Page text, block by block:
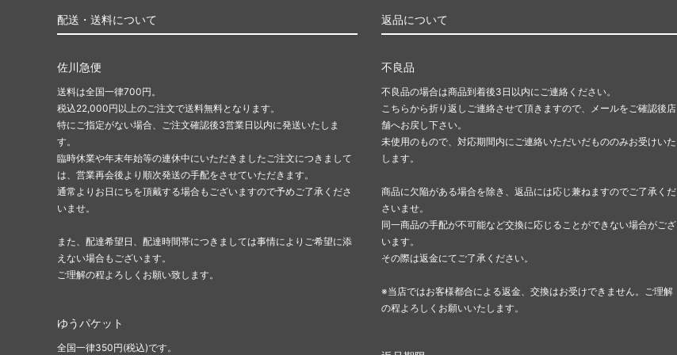
配送・送料について
佐川急便
送料は全国一律700円。
税込22,000円以上のご注文で送料無料となります。
特にご指定がない場合、ご注文確認後3営業日以内に発送いたしま
す。
臨時休業や年末年始等の連休中にいただきましたご注文につきまして
は、営業再会後より順次発送の手配をさせていただきます。
通常よりお日にちを頂戴する場合もございますので予めご了承くださ
いませ。
また、配達希望日、配達時間帯につきましては事情によりご希望に添
えない場合もございます。
ご理解の程よろしくお願い致します。
ゆうパケット
全国一律350円(税込)です。
返品について
不良品
不良品の場合は商品到着後3日以内にご連絡ください。
こちらから折り返しご連絡させて頂きますので、メールをご確認後店
舗へお戻し下さい。
未使用のもので、対応期間内にご連絡いただいだもののみお受けいた
します。
商品に欠陥がある場合を除き、返品には応じ兼ねますのでご了承くだ
さいませ。
同一商品の手配が不可能など交換に応じることができない場合がござ
います。
その際は返金にてご了承ください。
※当店ではお客様都合による返金、交換はお受けできません。ご理解
の程よろしくお願いいたします。